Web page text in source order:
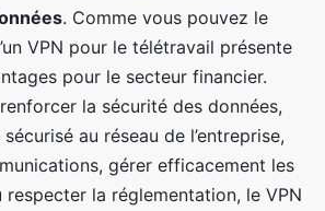
. Comme vous pouvez le
VPN pour le télétravail présente
pour le secteur financier.
la sécurité des données,
au réseau de l’entreprise,
gérer efficacement les
la réglementation, le VPN